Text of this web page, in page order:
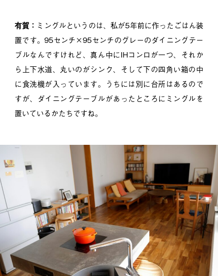
有賀： ミングルというのは、私が5年前に作ったごはん装
置です。95センチ×95センチのグレーのダイニングテー
ブルなんですけれど、真ん中にIHコンロが一つ、それか
ら上下水道、丸いのがシンク、そして下の四角い箱の中
に食洗機が入っています。うちには別に台所はあるので
すが、ダイニングテーブルがあったところにミングルを
置いているかたちですね。